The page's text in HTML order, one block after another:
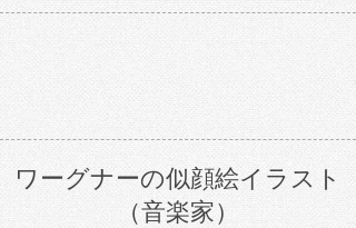
ワーグナーの似顔絵イラスト
（音楽家）